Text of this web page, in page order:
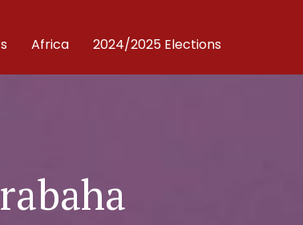
Africa 2024/2025 Elections